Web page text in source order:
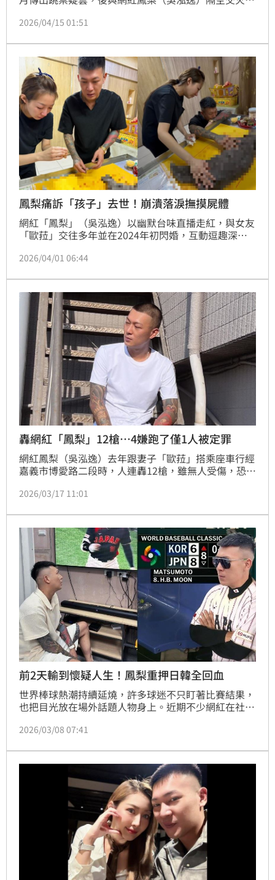
打拚還款，苦撐一年多後，14日晚間疲老闆無預警發布
大門緊閉，電話也未接通。
2026/04/15 01:51
鳳梨痛訴「孩子」去世！崩潰落淚撫摸屍體
網紅「鳳梨」（吳泓逸）以幽默台味直播走紅，與女友
「歐菈」交往多年並在2024年初閃婚，互動逗趣深受
事業，兩人婚後積極規劃生子，常在社交平台放閃，歐
今（1日）在社群曬出自家愛貓過世的照片，並難過寫
道「孩子，感謝祢陪伴我度過這十年的歲月。」
2026/04/01 06:44
轟網紅「鳳梨」12槍…4嫌跑了僅1人被定罪
網紅鳳梨（吳泓逸）去年跟妻子「歐菈」搭乘座車行經
嘉義市博愛路二段時，人連轟12槍，雖無人受傷，恐嚇
分不詳的共犯仍待查；協助藏匿協助逃亡的23歲張姓同
個月有期徒刑，得易科罰金，可上訴，並沒收扣案手
機。
2026/03/17 11:01
前2天輸到懷疑人生！鳳梨重押日韓全回血
世界棒球熱潮持續延燒，許多球迷不只盯著比賽結果，
也把目光放在場外話題人物身上。近期不少網紅在社群
「經典賽下注實錄」最引發討論。林宜君
2026/03/08 07:41